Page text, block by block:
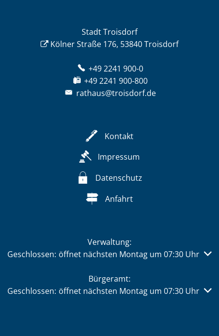
Stadt Troisdorf
Kölner Straße 176, 53840 Troisdorf
+49 2241 900-0
+49 2241 900-800
rathaus@troisdorf.de
Kontakt
Impressum
Datenschutz
Anfahrt
Verwaltung:
Klicken, um weitere Öffnungs- oder Schließzeiten
Geschlossen: öffnet nächsten Montag um 07:30 Uhr
Bürgeramt:
Klicken, um weitere Öffnungs- oder Schließzeiten
Geschlossen: öffnet nächsten Montag um 07:30 Uhr